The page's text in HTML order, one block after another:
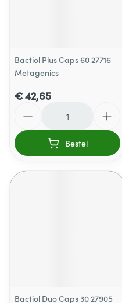
Bactiol Plus Caps 60 27716
Metagenics
€ 42,65
Bestel
Bactiol Duo Caps 30 27905